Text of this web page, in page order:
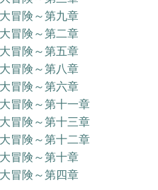
冒険～第九章
冒険～第二章
冒険～第五章
冒険～第八章
冒険～第六章
冒険～第十一章
冒険～第十三章
冒険～第十二章
冒険～第十章
冒険～第四章